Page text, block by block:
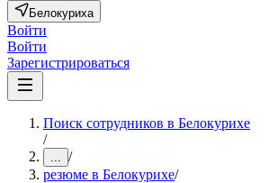
Белокуриха
Войти
Войти
Зарегистрироваться
Поиск сотрудников в Белокурихе
/
... /
резюме в Белокурихе/